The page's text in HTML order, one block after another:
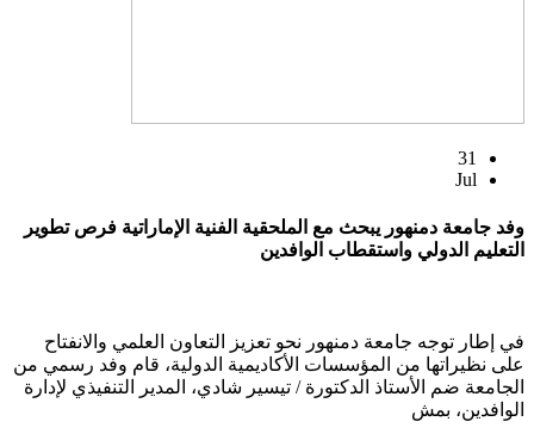
31
Jul
وفد جامعة دمنهور يبحث مع الملحقية الفنية الإماراتية فرص تطوير
التعليم الدولي واستقطاب الوافدين
في إطار توجه جامعة دمنهور نحو تعزيز التعاون العلمي والانفتاح
على نظيراتها من المؤسسات الأكاديمية الدولية، قام وفد رسمي من
الجامعة ضم الأستاذ الدكتورة / تيسير شادي، المدير التنفيذي لإدارة
الوافدين، بمش